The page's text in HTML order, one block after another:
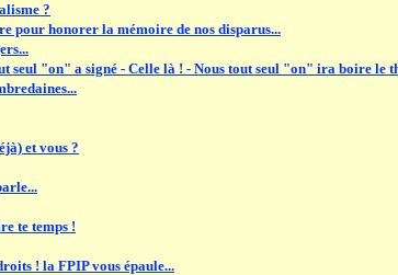
?
pour honorer la mémoire de nos disparus...
seul "on" a signé - Celle là ! - Nous tout seul "on" ira boire le
et vous ?
te temps !
! la FPIP vous épaule...